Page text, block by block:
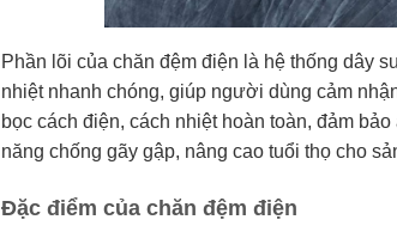
Phần lõi của chăn đệm điện là hệ thống dây
nhiệt nhanh chóng, giúp người dùng cảm
bọc cách điện, cách nhiệt hoàn toàn, đảm
năng chống gãy gập, nâng cao tuổi thọ cho
Đặc điểm của chăn đệm điện